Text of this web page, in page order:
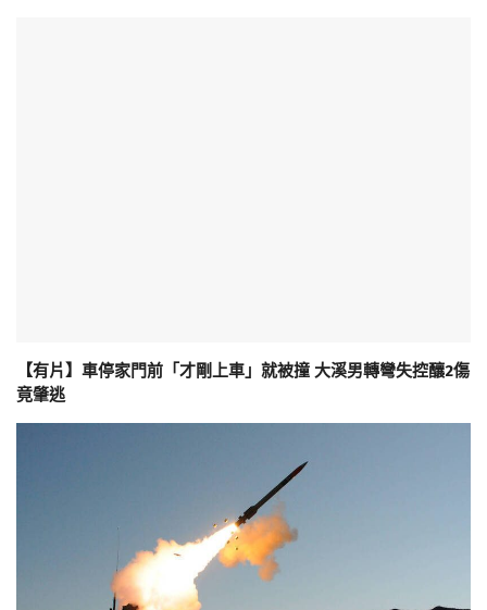
【有片】車停家門前「才剛上車」就被撞 大溪男轉彎失控釀2傷
竟肇逃